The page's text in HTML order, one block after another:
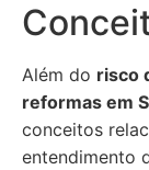
Além do risco
reformas em
conceitos
entendimento